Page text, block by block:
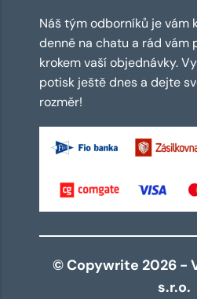
Náš tým odborníků je vám
denně na chatu a rád vám
krokem vaší objednávky.
potisk ještě dnes a dejte
rozměr!
© Copywrite 2026 -
s.r.o.